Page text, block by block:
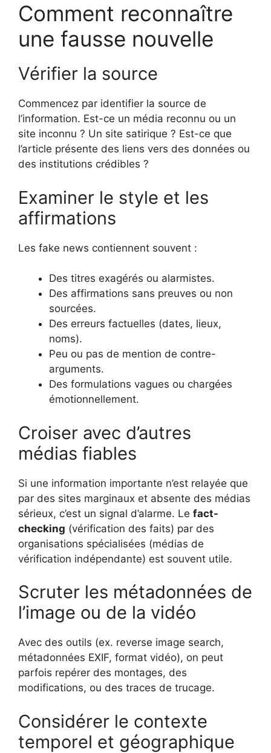
Comment reconnaître
une fausse nouvelle
Vérifier la source
Commencez par identifier la source de
l’information. Est-ce un média reconnu ou un
site inconnu ? Un site satirique ? Est-ce que
l’article présente des liens vers des données ou
des institutions crédibles ?
Examiner le style et les
affirmations
Les fake news contiennent souvent :
Des titres exagérés ou alarmistes.
Des affirmations sans preuves ou non
sourcées.
Des erreurs factuelles (dates, lieux,
noms).
Peu ou pas de mention de contre-
arguments.
Des formulations vagues ou chargées
émotionnellement.
Croiser avec d’autres
médias fiables
Si une information importante n’est relayée que
par des sites marginaux et absente des médias
sérieux, c’est un signal d’alarme. Le fact-
checking (vérification des faits) par des
organisations spécialisées (médias de
vérification indépendante) est souvent utile.
Scruter les métadonnées de
l’image ou de la vidéo
Avec des outils (ex. reverse image search,
métadonnées EXIF, format vidéo), on peut
parfois repérer des montages, des
modifications, ou des traces de trucage.
Considérer le contexte
temporel et géographique